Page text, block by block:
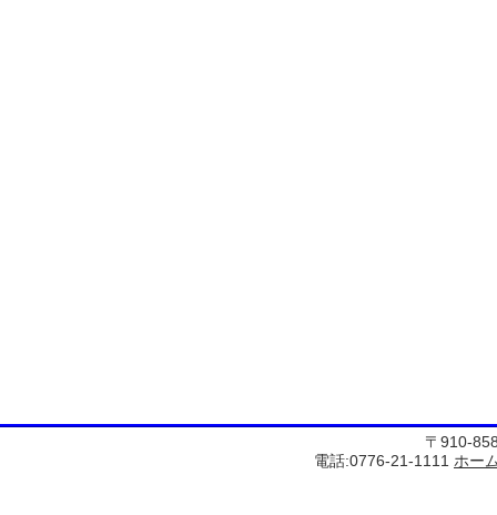
〒910-
電話:0776-21-1111 ホー